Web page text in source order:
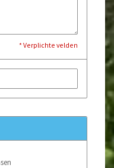
* Verplichte velden